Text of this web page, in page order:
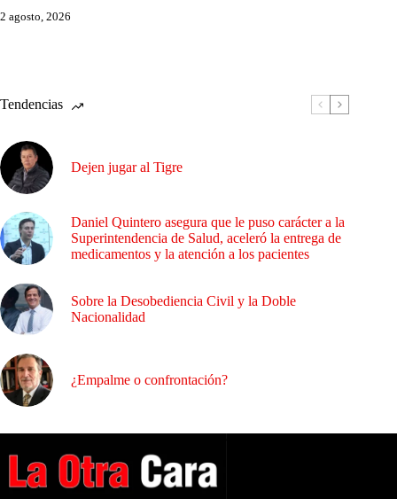
2 agosto, 2026
Tendencias
Dejen jugar al Tigre
Daniel Quintero asegura que le puso carácter a la
Superintendencia de Salud, aceleró la entrega de
medicamentos y la atención a los pacientes
Sobre la Desobediencia Civil y la Doble
Nacionalidad
¿Empalme o confrontación?